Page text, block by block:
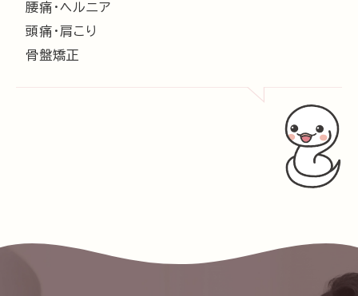
腰痛・ヘルニア
頭痛・肩こり
骨盤矯正